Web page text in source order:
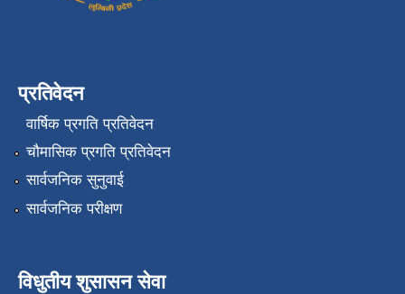
प्रतिवेदन
वार्षिक प्रगति प्रतिवेदन
चौमासिक प्रगति प्रतिवेदन
सार्वजनिक सुनुवाई
सार्वजनिक परीक्षण
विधुतीय शुसासन सेवा